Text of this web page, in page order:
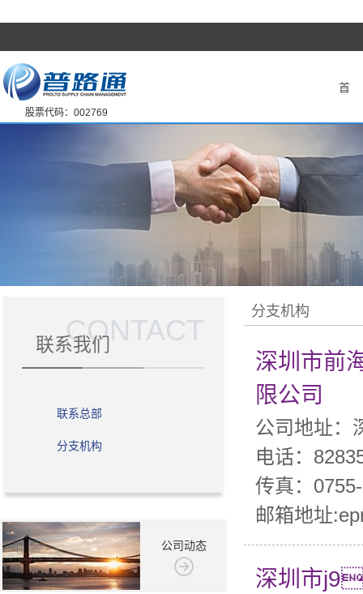
股票代码：002769
首
CONTACT
联系我们
联系总部
分支机构
公司动态
分支机构
深圳市前
限公司
公司地址：
电话：
传真：
邮箱地址
深圳市